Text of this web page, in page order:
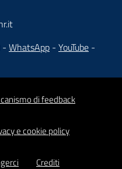
- WhatsApp - YouTube -
di feedback
e cookie policy
Crediti